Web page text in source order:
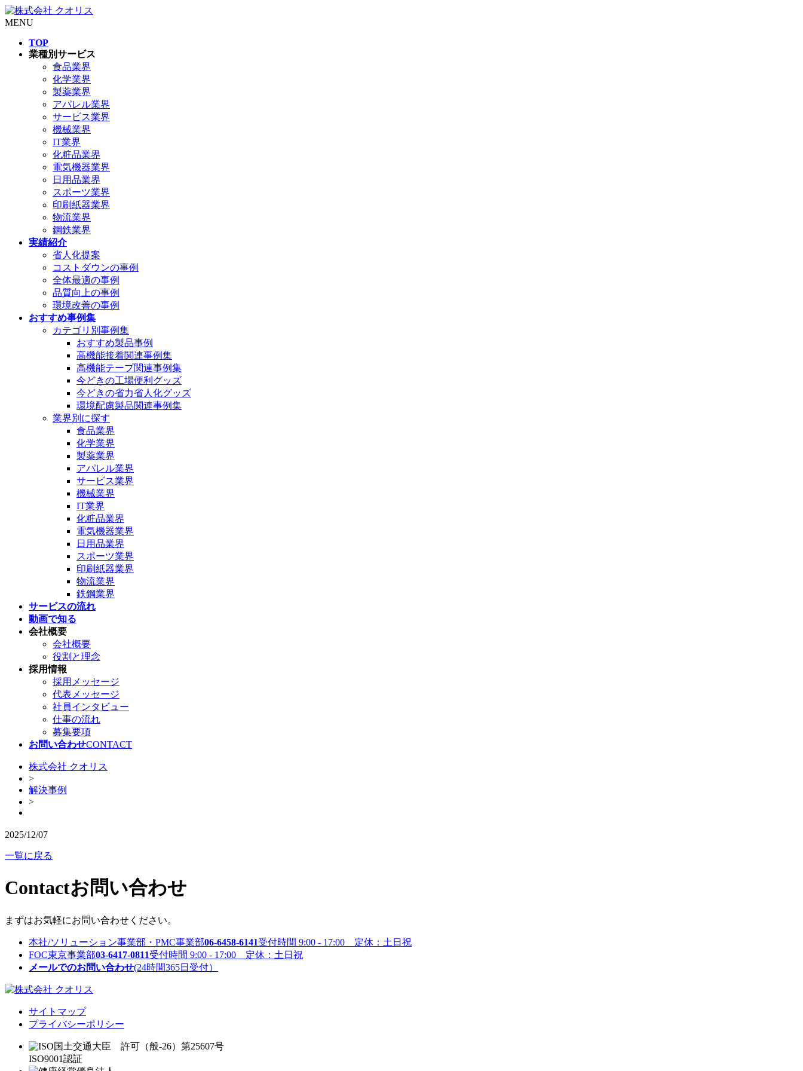
MENU
TOP
業種別サービス
食品業界
化学業界
製薬業界
アパレル業界
サービス業界
機械業界
IT業界
化粧品業界
電気機器業界
日用品業界
スポーツ業界
印刷紙器業界
物流業界
鋼鉄業界
実績紹介
省人化提案
コストダウンの事例
全体最適の事例
品質向上の事例
環境改善の事例
おすすめ事例集
カテゴリ別事例集
おすすめ製品事例
高機能接着関連事例集
高機能テープ関連事例集
今どきの工場便利グッズ
今どきの省力省人化グッズ
環境配慮製品関連事例集
業界別に探す
食品業界
化学業界
製薬業界
アパレル業界
サービス業界
機械業界
IT業界
化粧品業界
電気機器業界
日用品業界
スポーツ業界
印刷紙器業界
物流業界
鉄鋼業界
サービスの流れ
動画で知る
会社概要
会社概要
役割と理念
採用情報
採用メッセージ
代表メッセージ
社員インタビュー
仕事の流れ
募集要項
お問い合わせCONTACT
株式会社 クオリス
>
解決事例
>
2025/12/07
一覧に戻る
Contactお問い合わせ
まずはお気軽にお問い合わせください。
本社/ソリューション事業部・PMC事業部06-6458-6141受付時間 9:00 - 17:00 定休：土日祝
FOC東京事業部03-6417-0811受付時間 9:00 - 17:00 定休：土日祝
メールでのお問い合わせ(24時間365日受付）
サイトマップ
プライバシーポリシー
国土交通大臣 許可（般-26）第25607号
ISO9001認証